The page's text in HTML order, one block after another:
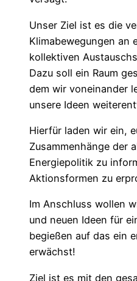
Unser Ziel ist es die
Klimabewegungen an
kollektiven
Dazu soll ein Raum
dem wir voneinander
unsere Ideen
Hierfür laden wir ein,
Zusammenhänge der
Energiepolitik zu
Aktionsformen zu
Im Anschluss wollen
und neuen Ideen für
begießen auf das ein
erwächst!
Ziel ist es mit den